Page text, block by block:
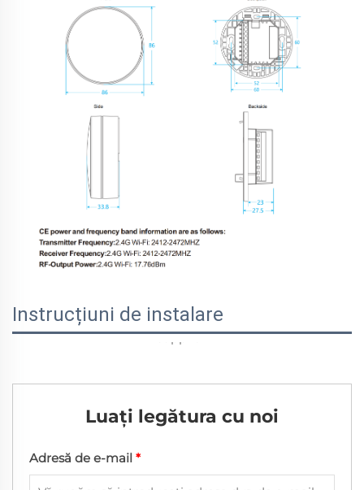
Instrucțiuni de instalare
Luați legătura cu noi
Adresă de e-mail *